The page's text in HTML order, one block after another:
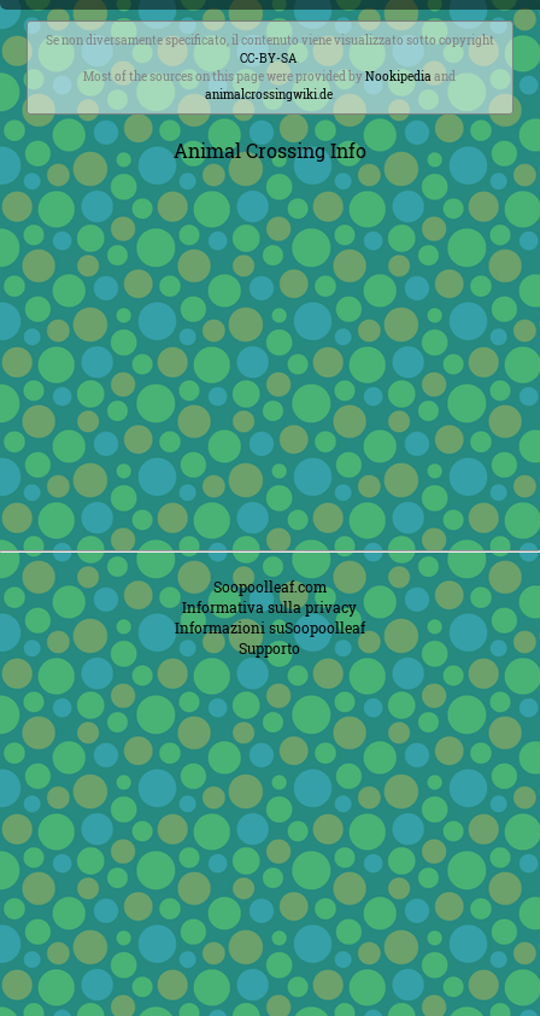
Se non diversamente specificato, il contenuto viene visualizzato sotto copyright
CC-BY-SA
Most of the sources on this page were provided byNookipedia and
animalcrossingwiki.de
Animal Crossing Info
Soopoolleaf.com
Informativa sulla privacy
Informazioni suSoopoolleaf
Supporto